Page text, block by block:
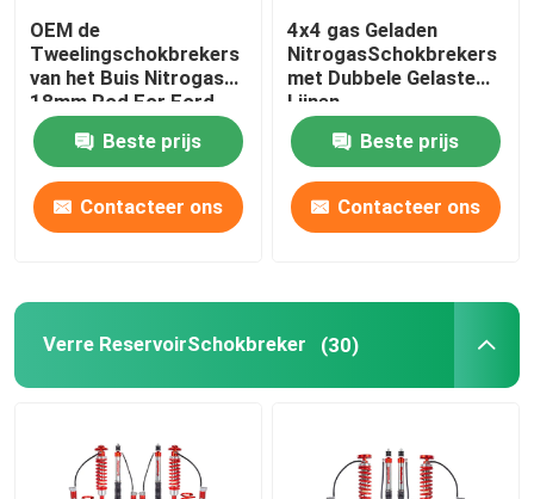
OEM de
Tweelingschokbrekers
van het Buis Nitrogas
18mm Rod For Ford
Ranger
Beste prijs
Contacteer ons
4x4 gas Geladen
NitrogasSchokbrekers
met Dubbele Gelaste
Lijnen
Beste prijs
Contacteer ons
Verre ReservoirSchokbreker (30)